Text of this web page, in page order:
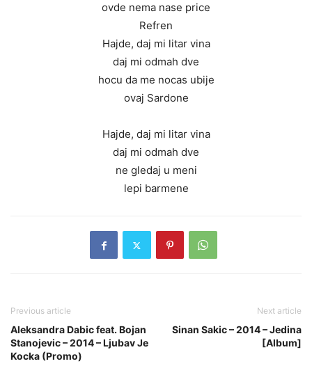
ovde nema nase price
Refren
Hajde, daj mi litar vina
daj mi odmah dve
hocu da me nocas ubije
ovaj Sardone
Hajde, daj mi litar vina
daj mi odmah dve
ne gledaj u meni
lepi barmene
Previous article
Aleksandra Dabic feat. Bojan
Stanojevic – 2014 – Ljubav Je
Kocka (Promo)
Next article
Sinan Sakic – 2014 – Jedina
[Album]